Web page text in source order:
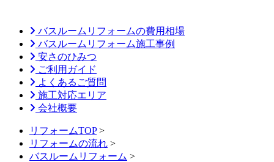
バスルームリフォームの費用相場
バスルームリフォーム施工事例
安さのひみつ
ご利用ガイド
よくあるご質問
施工対応エリア
会社概要
リフォームTOP>
リフォームの流れ >
バスルームリフォーム >